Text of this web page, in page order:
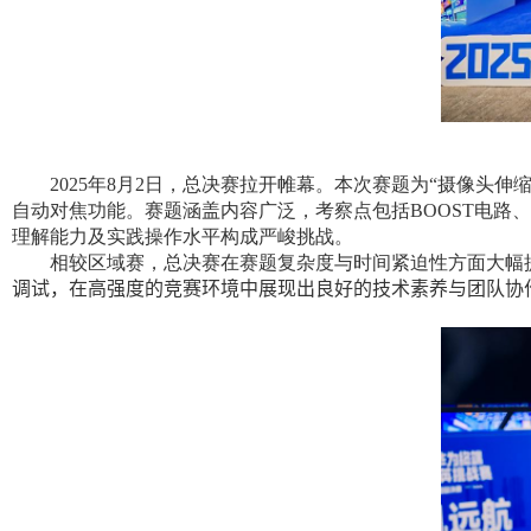
2025年8月 2 日，总决赛拉开帷幕。本次赛题为“摄像头伸
自动对焦功能。赛题涵盖内容广泛，考察点包括BOOST电路、
理解能力及实践操作水平构成严峻挑战。
相较区域赛，总决赛在赛题复杂度与时间紧迫性方面大幅
调试，在高强度的竞赛环境中展现出良好的技术素养与团队协